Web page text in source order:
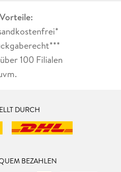
100 Filialen
DURCH
BEZAHLEN